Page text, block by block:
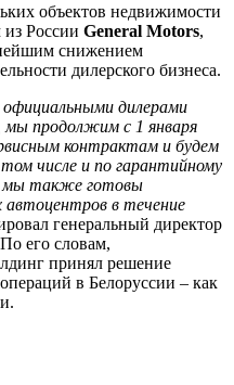
объектов недвижимости
из России General Motors,
снижением
дилерского бизнеса.
дилерами
продолжим с 1 января
контрактам и будем
том числе и по гарантийному
мы также готовы
в течение
генеральный директор
его словам,
принял решение
в Белоруссии – как